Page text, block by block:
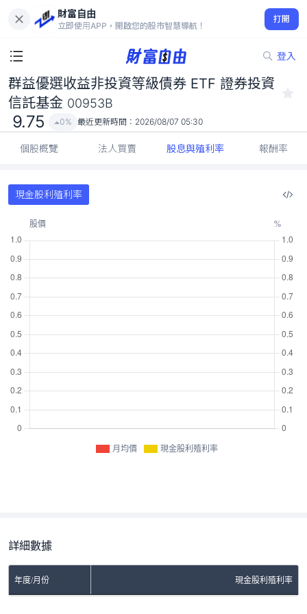
財富自由
立即使用APP，開啟您的股市智慧導航！
打開
登入
群益優選收益非投資等級債券 ETF 證券投資信託基金 00953B
9.75
0%
群益優選收益非投資等級債券 ETF 證券投資
信託基金 00953B
9.75 0% 最近更新時間： 2026/08/07 05:30
個股概覽 法人買賣 股息與殖利率 報酬率
現金股利殖利率
月均價 現金股利殖利率
詳細數據
年度/月份 現金股利殖利率